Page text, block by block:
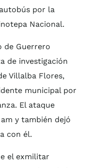
por la
Nacional.
de Guerrero
de investigación
Villalba Flores,
municipal por
El ataque
y también dejó
con él.
el exmilitar